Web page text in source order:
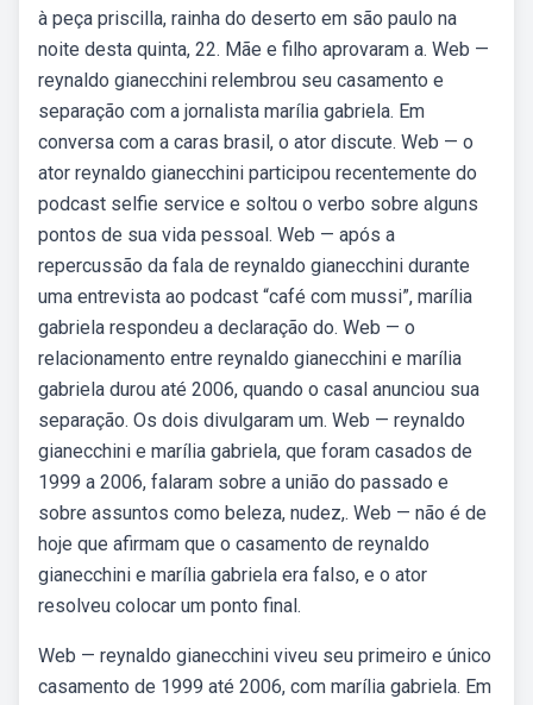
à peça priscilla, rainha do deserto em são paulo na
noite desta quinta, 22. Mãe e filho aprovaram a. Web —
reynaldo gianecchini relembrou seu casamento e
separação com a jornalista marília gabriela. Em
conversa com a caras brasil, o ator discute. Web — o
ator reynaldo gianecchini participou recentemente do
podcast selfie service e soltou o verbo sobre alguns
pontos de sua vida pessoal. Web — após a
repercussão da fala de reynaldo gianecchini durante
uma entrevista ao podcast “café com mussi”, marília
gabriela respondeu a declaração do. Web — o
relacionamento entre reynaldo gianecchini e marília
gabriela durou até 2006, quando o casal anunciou sua
separação. Os dois divulgaram um. Web — reynaldo
gianecchini e marília gabriela, que foram casados de
1999 a 2006, falaram sobre a união do passado e
sobre assuntos como beleza, nudez,. Web — não é de
hoje que afirmam que o casamento de reynaldo
gianecchini e marília gabriela era falso, e o ator
resolveu colocar um ponto final.
Web — reynaldo gianecchini viveu seu primeiro e único
casamento de 1999 até 2006, com marília gabriela. Em